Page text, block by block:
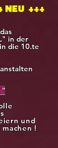
NEU +++
in der
die 10.te
"
und
!